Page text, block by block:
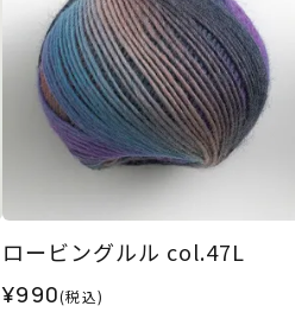
ロービングルル col.47L
¥990(税込)